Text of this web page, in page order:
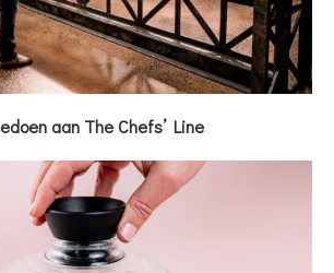
aan The Chefs’ Line